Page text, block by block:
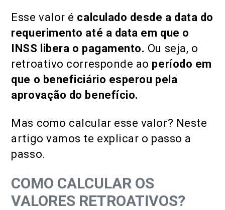
Esse valor é calculado desde a data do
requerimento até a data em que o
INSS libera o pagamento. Ou seja, o
retroativo corresponde ao período em
que o beneficiário esperou pela
aprovação do benefício.
Mas como calcular esse valor? Neste
artigo vamos te explicar o passo a
passo.
COMO CALCULAR OS
VALORES RETROATIVOS?